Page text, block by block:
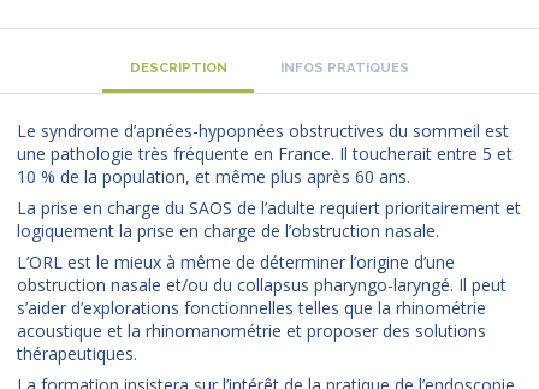
DESCRIPTION INFOS PRATIQUES
Le syndrome d’apnées-hypopnées obstructives du sommeil est
une pathologie très fréquente en France. Il toucherait entre 5 et
10 % de la population, et même plus après 60 ans.
La prise en charge du SAOS de l’adulte requiert prioritairement et
logiquement la prise en charge de l’obstruction nasale.
L’ORL est le mieux à même de déterminer l’origine d’une
obstruction nasale et/ou du collapsus pharyngo-laryngé. Il peut
s’aider d’explorations fonctionnelles telles que la rhinométrie
acoustique et la rhinomanométrie et proposer des solutions
thérapeutiques.